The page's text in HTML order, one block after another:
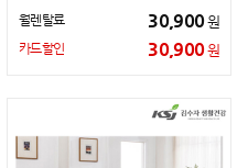
월렌탈료 30,900원
카드할인 30,900원